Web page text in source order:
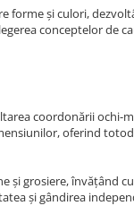
forme și culori,
conceptelor de
coordonării ochi-
oferind
și grosiere, învățând
și gândirea